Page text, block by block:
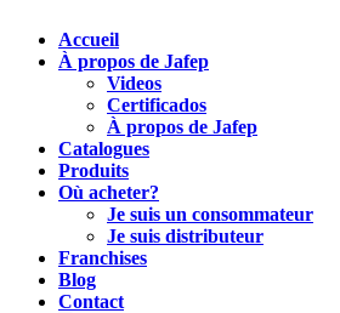
Accueil
À propos de Jafep
Videos
Certificados
À propos de Jafep
Catalogues
Produits
Où acheter?
Je suis un consommateur
Je suis distributeur
Franchises
Blog
Contact